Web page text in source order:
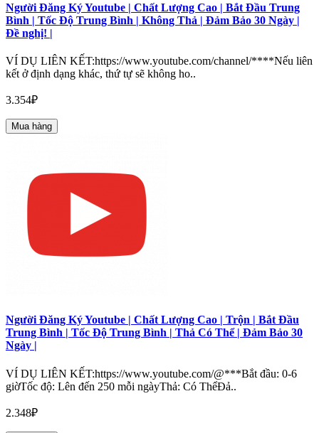
Người Đăng Ký Youtube | Chất Lượng Cao | Bắt Đầu Trung
Bình | Tốc Độ Trung Bình | Không Thả | Đảm Bảo 30 Ngày |
Đề nghị! |
VÍ DỤ LIÊN KẾT:https://www.youtube.com/channel/****Nếu liên
kết ở định dạng khác, thứ tự sẽ không ho..
3.354₽
Mua hàng
Người Đăng Ký Youtube | Chất Lượng Cao | Trộn | Bắt Đầu
Trung Bình | Tốc Độ Trung Bình | Thả Có Thể | Đảm Bảo 30
Ngày |
VÍ DỤ LIÊN KẾT:https://www.youtube.com/@***Bắt đầu: 0-6
giờTốc độ: Lên đến 250 mỗi ngàyThả: Có ThểĐả..
2.348₽